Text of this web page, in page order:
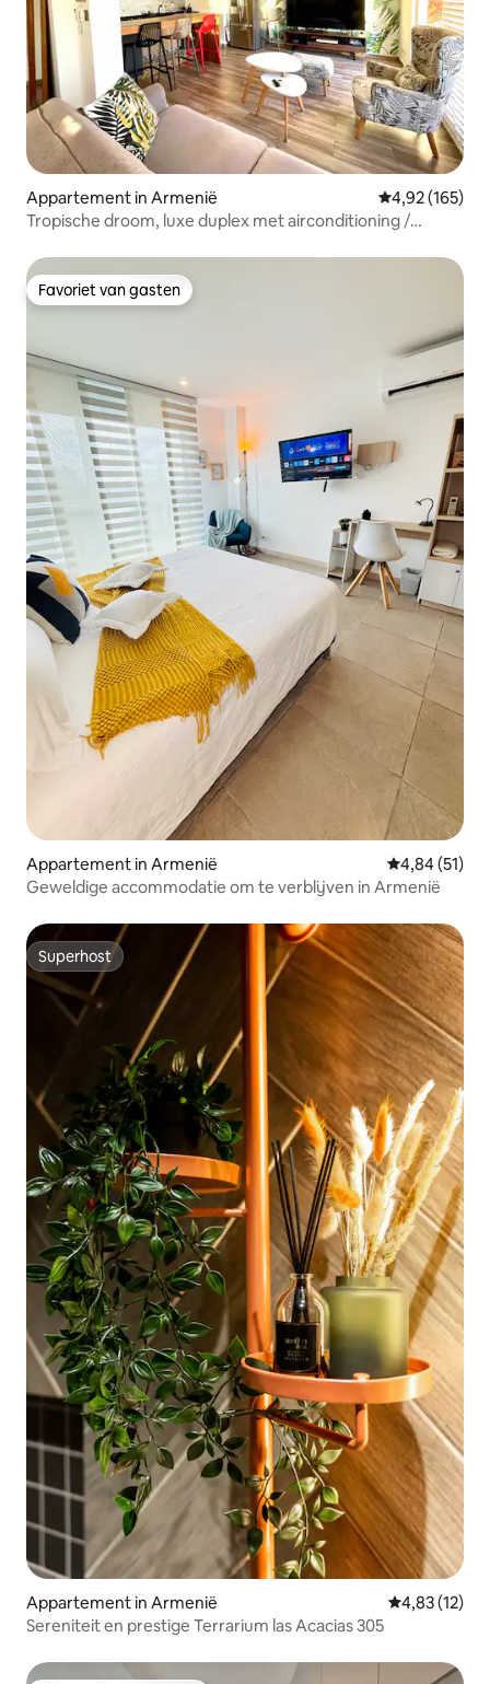
Appartement in Armenië Gemiddelde
4,92 (165)
Tropische droom, luxe duplex met airconditioning /
Favoriet van gasten
Favoriet van gasten
Appartement in Armenië Gemiddelde
4,84 (51)
Geweldige accommodatie om te verblijven in Armenië
Superhost
Superhost
Appartement in Armenië Gemiddelde
4,83 (12)
Sereniteit en prestige Terrarium las Acacias 305